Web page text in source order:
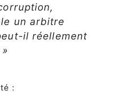
un arbitre
il réellement
: